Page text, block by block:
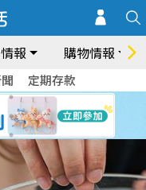
報 購物情報
定期存款